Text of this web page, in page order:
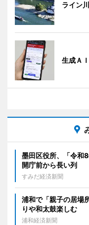
ライン
生成Ａ
墨田区役所、「令和
開庁前から長い列
すみだ経済新聞
浦和で「親子の居場
りや和太鼓楽しむ
浦和経済新聞